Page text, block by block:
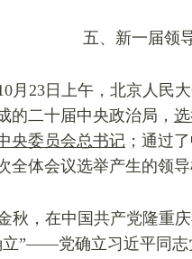
五、新一届领
月23日上午，北京人民
的二十届中央政治局，
央委员会总书记 ；通过
全体会议选举产生的领
秋，在中国共产党隆重
立”——党确立习近平同志